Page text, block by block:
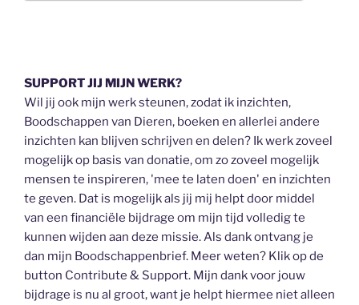
SUPPORT JIJ MIJN WERK?
Wil jij ook mijn werk steunen, zodat ik inzichten,
Boodschappen van Dieren, boeken en allerlei andere
inzichten kan blijven schrijven en delen? Ik werk zoveel
mogelijk op basis van donatie, om zo zoveel mogelijk
mensen te inspireren, 'mee te laten doen' en inzichten
te geven. Dat is mogelijk als jij mij helpt door middel
van een financiële bijdrage om mijn tijd volledig te
kunnen wijden aan deze missie. Als dank ontvang je
dan mijn Boodschappenbrief. Meer weten? Klik op de
button Contribute & Support. Mijn dank voor jouw
bijdrage is nu al groot, want je helpt hiermee niet alleen